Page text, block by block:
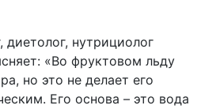
диетолог, нутрициолог
«Во фруктовом льду
но это не делает его
Его основа – это вода